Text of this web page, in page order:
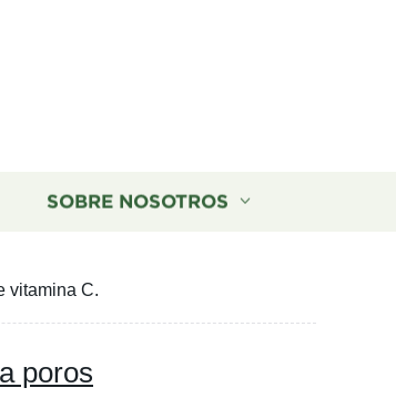
SOBRE NOSOTROS
vitamina C.
poros